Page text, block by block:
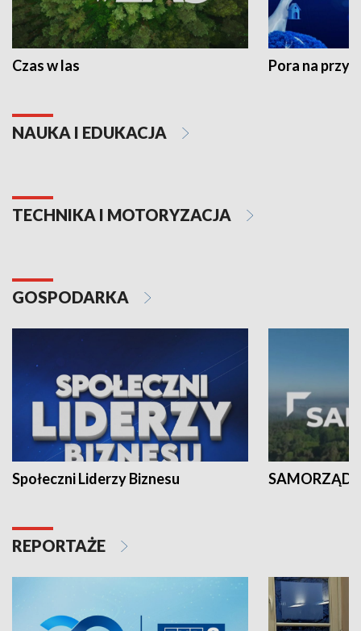
Czas w las Pora na
NAUKA I EDUKACJA
TECHNIKA I MOTORYZACJA
GOSPODARKA
Społeczni Liderzy Biznesu SAMORZĄD
REPORTAŻE